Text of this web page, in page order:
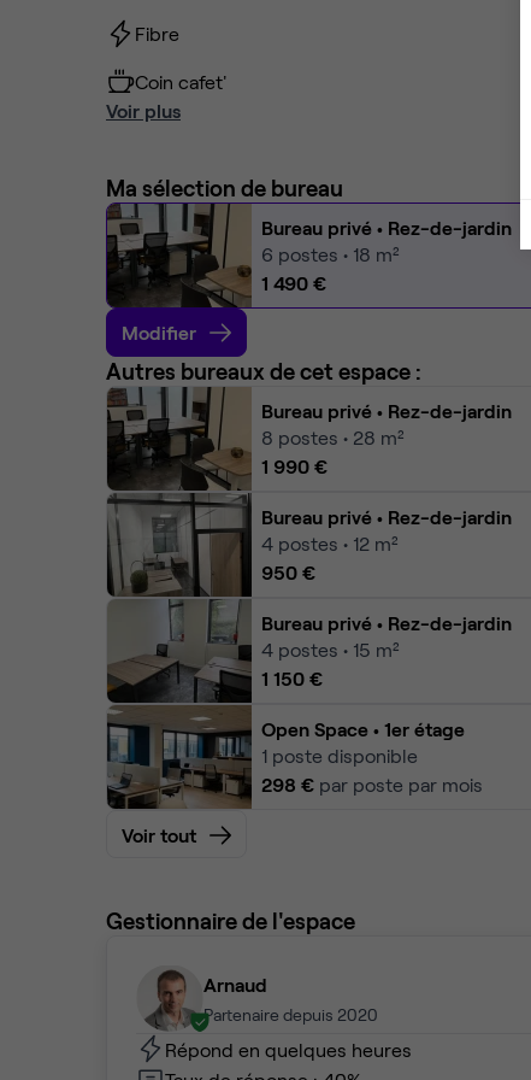
Fibre
Coin cafet'
Voir plus
Ma sélection de bureau
Bureau privé • Rez-de-jardin
6 postes • 18 m²
1 490 €
Modifier
Autres bureaux de cet espace :
Bureau privé • Rez-de-jardin
8 postes • 28 m²
1 990 €
Bureau privé • Rez-de-jardin
4 postes • 12 m²
950 €
Bureau privé • Rez-de-jardin
4 postes • 15 m²
1 150 €
Open Space • 1er étage
1 poste disponible
298 € par poste par mois
Voir tout
Gestionnaire de l'espace
Arnaud
Partenaire depuis 2020
Répond en quelques heures